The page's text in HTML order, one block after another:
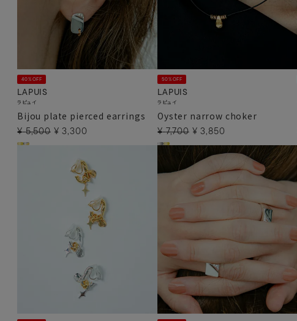
40%OFF
LAPUIS
ラピュイ
Bijou plate pierced earrings
¥ 5,500 ¥ 3,300
50%OFF
LAPUIS
ラピュイ
Oyster narrow choker
¥ 7,700 ¥ 3,850